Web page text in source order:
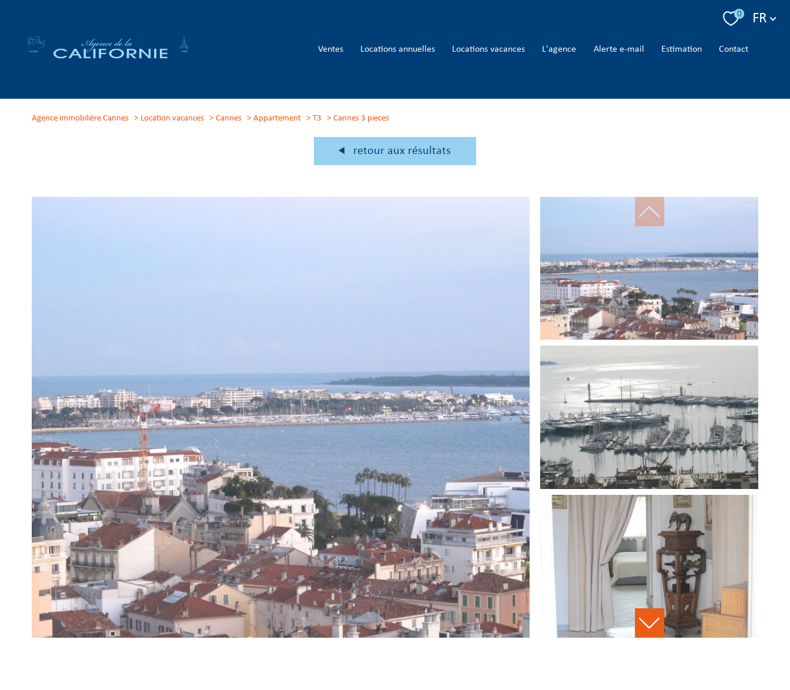
0 FR
ventes locations annuelles locations vacances l'agence alerte e-mail estimation contact
Agence immobilière Cannes Location vacances Cannes Appartement T3 cannes 3 pieces
retour aux résultats